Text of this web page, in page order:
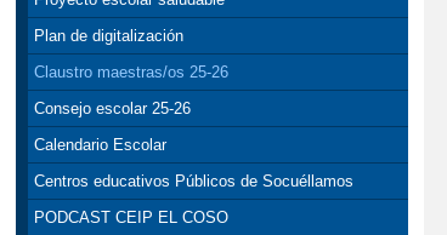
Plan de digitalización
Claustro maestras/os 25-26
Consejo escolar 25-26
Calendario Escolar
Centros educativos Públicos de Socuéllamos
PODCAST CEIP EL COSO